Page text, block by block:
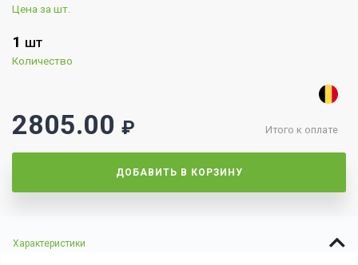
Цена за шт.
1 ШТ
Количество
Итого к оплате
2805.00 ₽
ДОБАВИТЬ В КОРЗИНУ
Характеристики